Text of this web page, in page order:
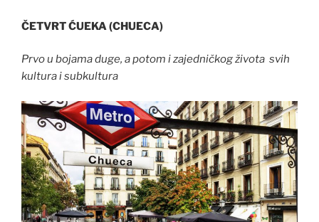
ČETVRT ĆUEKA (CHUECA)
Prvo u bojama duge, a potom i zajedničkog života svih
kultura i subkultura